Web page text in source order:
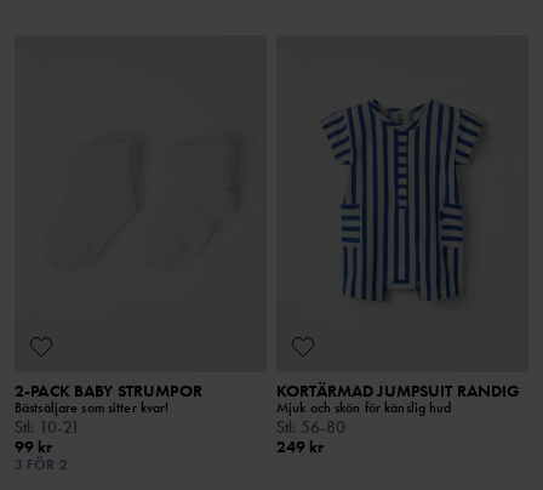
2-PACK BABY STRUMPOR
Bästsäljare som sitter kvar!
Stl: 10-21
99 kr
3 FÖR 2
KORTÄRMAD JUMPSUIT RANDIG
Mjuk och skön för känslig hud
Stl: 56-80
249 kr